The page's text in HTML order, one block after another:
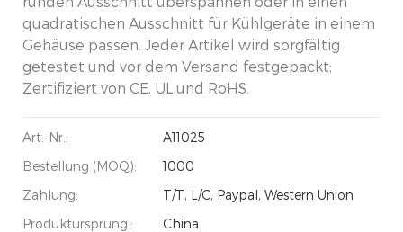
quadratischen Ausschnitt für Kühlgeräte in einem
Gehäuse passen. Jeder Artikel wird sorgfältig
getestet und vor dem Versand festgepackt;
Zertifiziert von CE, UL und RoHS.
Art.-Nr.:
A11025
Bestellung (MOQ):
1000
Zahlung:
T/T, L/C, Paypal, Western Union
Produktursprung.:
China